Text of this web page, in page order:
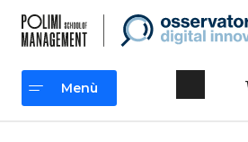
contenuto
Menù